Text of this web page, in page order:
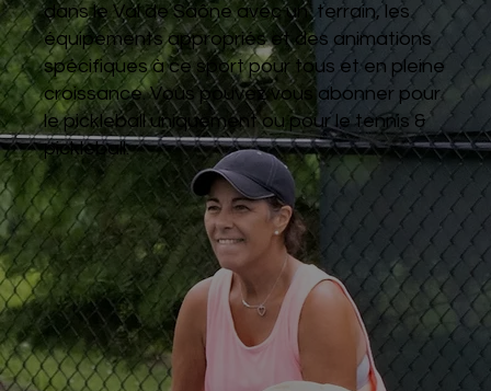
dans le Val de Saône avec un terrain, les
équipements appropriés et des animations
spécifiques à ce sport pour tous et en pleine
croissance. Vous pouvez vous abonner pour
le pickleball uniquement ou pour le tennis &
pickleball.